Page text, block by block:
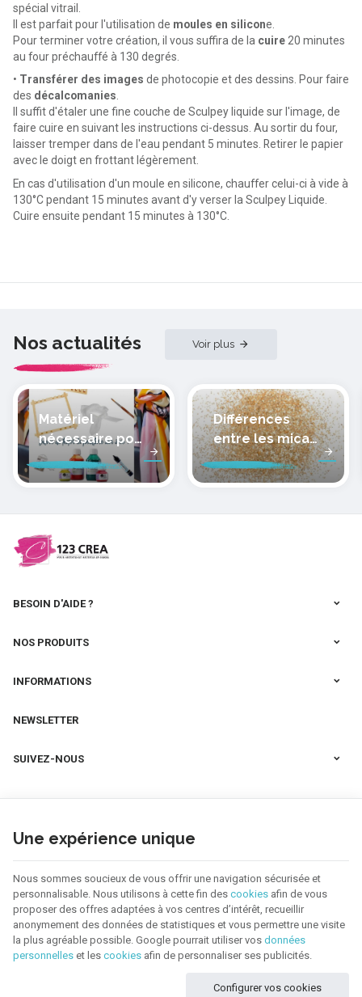
spécial vitrail.
Il est parfait pour l'utilisation de moules en silicone.
Pour terminer votre création, il vous suffira de la cuire 20 minutes
au four préchauffé à 130 degrés.
• Transférer des images de photocopie et des dessins. Pour faire
des décalcomanies.
Il suffit d'étaler une fine couche de Sculpey liquide sur l'image, de
faire cuire en suivant les instructions ci-dessus. Au sortir du four,
laisser tremper dans de l'eau pendant 5 minutes. Retirer le papier
avec le doigt en frottant légèrement.
En cas d'utilisation d'un moule en silicone, chauffer celui-ci à vide à
130°C pendant 15 minutes avant d'y verser la Sculpey Liquide.
Cuire ensuite pendant 15 minutes à 130°C.
Nos actualités Voir plus
Matériel
nécessaire pour
peindre la soie
Différences
entre les micas
des pâtes
polymères
BESOIN D'AIDE ?
NOS PRODUITS
INFORMATIONS
NEWSLETTER
SUIVEZ-NOUS
Une expérience unique
Nous sommes soucieux de vous offrir une navigation sécurisée et
personnalisable. Nous utilisons à cette fin des cookies afin de vous
proposer des offres adaptées à vos centres d’intérêt, recueillir
anonymement des données de statistiques et vous permettre une visite
la plus agréable possible. Google pourrait utiliser vos données
personnelles et les cookies afin de personnaliser ses publicités.
Configurer vos cookies